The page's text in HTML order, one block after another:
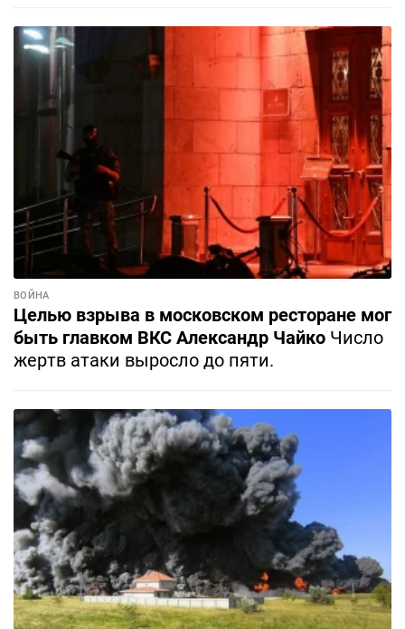
ВОЙНА
Целью взрыва в московском ресторане мог
быть главком ВКС Александр Чайко Число
жертв атаки выросло до пяти.